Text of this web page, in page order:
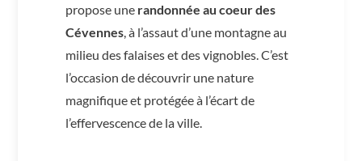
propose une randonnée au coeur des
Cévennes, à l’assaut d’une montagne au
milieu des falaises et des vignobles. C’est
l’occasion de découvrir une nature
magnifique et protégée à l’écart de
l’effervescence de la ville.